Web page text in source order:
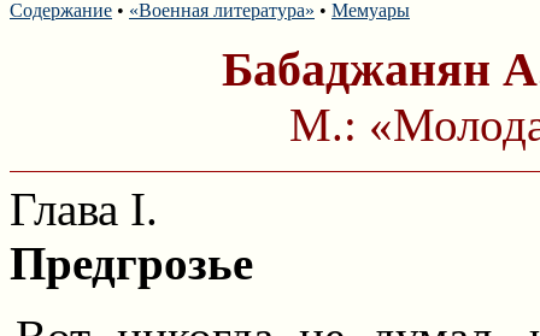
Содержание • «Военная литература» • Мемуары
Бабаджанян
М.:
Глава I.
Предгрозье